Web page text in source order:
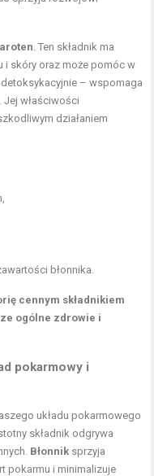
. Ten składnik ma
i skóry oraz może pomóc w
– wspomaga
Jej właściwości
działaniem
błonnika.
cennym składnikiem
ogólne zdrowie i
pokarmowy i
układu pokarmowego
składnik odgrywa
Błonnik sprzyja
pokarmu i minimalizuje